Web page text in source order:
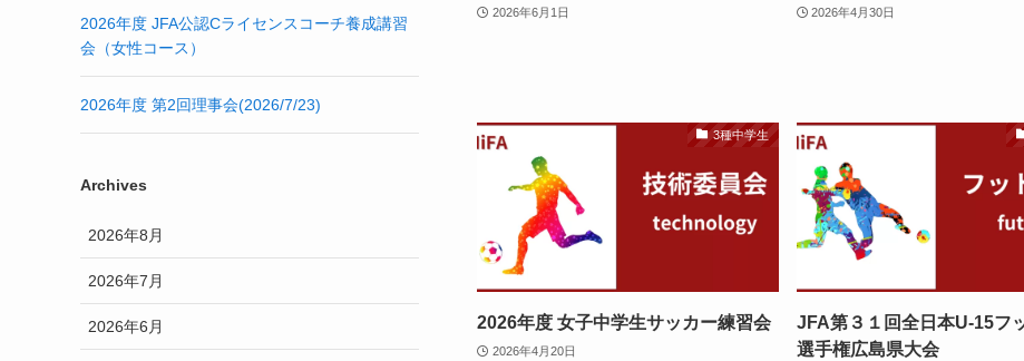
2026年6月1日 2026年4月30日
3種中学生
2026年度 女子中学生サッカー練習会
2026年4月20日
JFA第３１回全日本U-15フ
選手権広島県大会
2026年度 JFA公認Cライセンスコーチ養成講習
会（女性コース）
2026年度 第2回理事会(2026/7/23)
Archives
2026年8月
2026年7月
2026年6月